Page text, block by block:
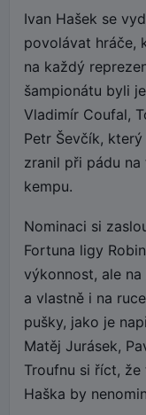
Ivan Hašek se
povolávat hráče,
na každý
šampionátu byli
Vladimír Coufal,
Petr Ševčík,
zranil při pádu
kempu.
Nominaci si
Fortuna ligy
výkonnost, ale na
a vlastně i na
pušky, jako je
Matěj Jurásek,
Troufnu si říct,
Haška by